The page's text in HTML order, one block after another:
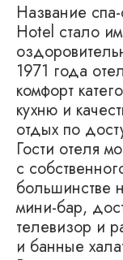
Название
Hotel стало
1971 года
комфорт
кухню и
отдых по
Гости отеля
с
большинстве
мини-бар,
телевизор и
и банные